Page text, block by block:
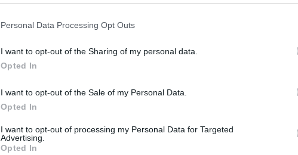
Personal Data Processing Opt Outs
I want to opt-out of the Sharing of my personal data.
Opted In
I want to opt-out of the Sale of my Personal Data.
Opted In
I want to opt-out of processing my Personal Data for Targeted
Advertising.
Opted In
Börje R
Demokrati Dick